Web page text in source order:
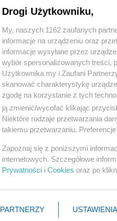
Polityka
Rosja
PiS
Prezydent
NATO
Drogi Użytkowniku,
My, naszych 1162 zaufanych
informacje na urządzeniu oraz
informacje wysyłane przez
wybór spersonalizowanych treści,
Użytkownika my i Zaufani
skanować charakterystykę
zgodę na korzystanie z tych
ją zmienić/wycofać klikając
Niektóre rodzaje przetwarzania
takiemu przetwarzaniu.
Zapoznaj się z poniższymi
internetowych. Szczegółowe
Prywatności i Cookies oraz po
PARTNERZY USTAWIENIA